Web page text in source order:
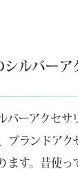
シルバーア
バーアクセサ
ブランドアク
ます。昔使っ